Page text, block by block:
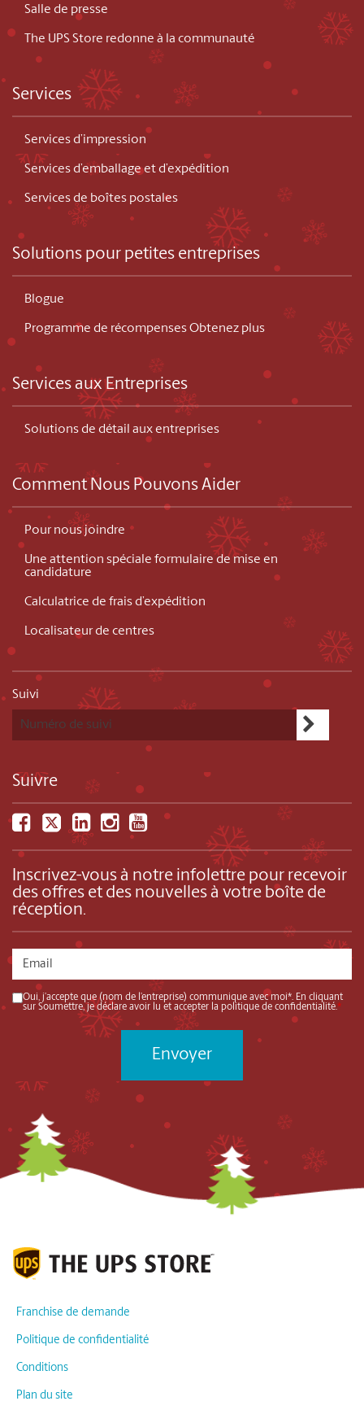
Salle de presse
The UPS Store redonne à la communauté
Services
Services d’impression
Services d’emballage et d’expédition
Services de boîtes postales
Solutions pour petites entreprises
Blogue
Programme de récompenses Obtenez plus
Services aux Entreprises
Solutions de détail aux entreprises
Comment Nous Pouvons Aider
Pour nous joindre
Une attention spéciale formulaire de mise en
candidature
Calculatrice de frais d’expédition
Localisateur de centres
Suivi
Suivre
Inscrivez-vous à notre infolettre pour recevoir
des offres et des nouvelles à votre boîte de
réception.
Oui, j’accepte que (nom de l’entreprise) communique avec moi*. En cliquant
sur Soumettre, je déclare avoir lu et accepter la politique de confidentialité.*
Franchise de demande
Politique de confidentialité
Conditions
Plan du site